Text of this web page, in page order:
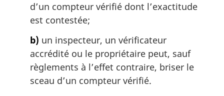
d’un compteur vérifié dont l’exactitude
est contestée;
b) un inspecteur, un vérificateur
accrédité ou le propriétaire peut, sauf
règlements à l’effet contraire, briser le
sceau d’un compteur vérifié.